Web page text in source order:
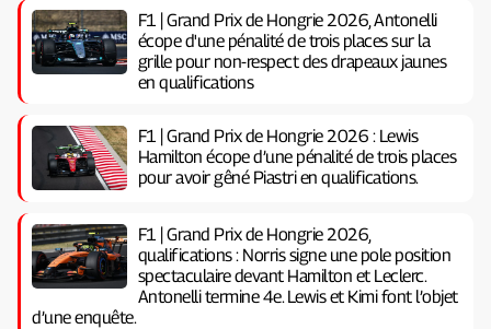
F1 | Grand Prix de Hongrie 2026, Antonelli
écope d'une pénalité de trois places sur la
grille pour non-respect des drapeaux jaunes
en qualifications
F1 | Grand Prix de Hongrie 2026 : Lewis
Hamilton écope d’une pénalité de trois places
pour avoir gêné Piastri en qualifications.
F1 | Grand Prix de Hongrie 2026,
qualifications : Norris signe une pole position
spectaculaire devant Hamilton et Leclerc.
Antonelli termine 4e. Lewis et Kimi font l’objet
d’une enquête.